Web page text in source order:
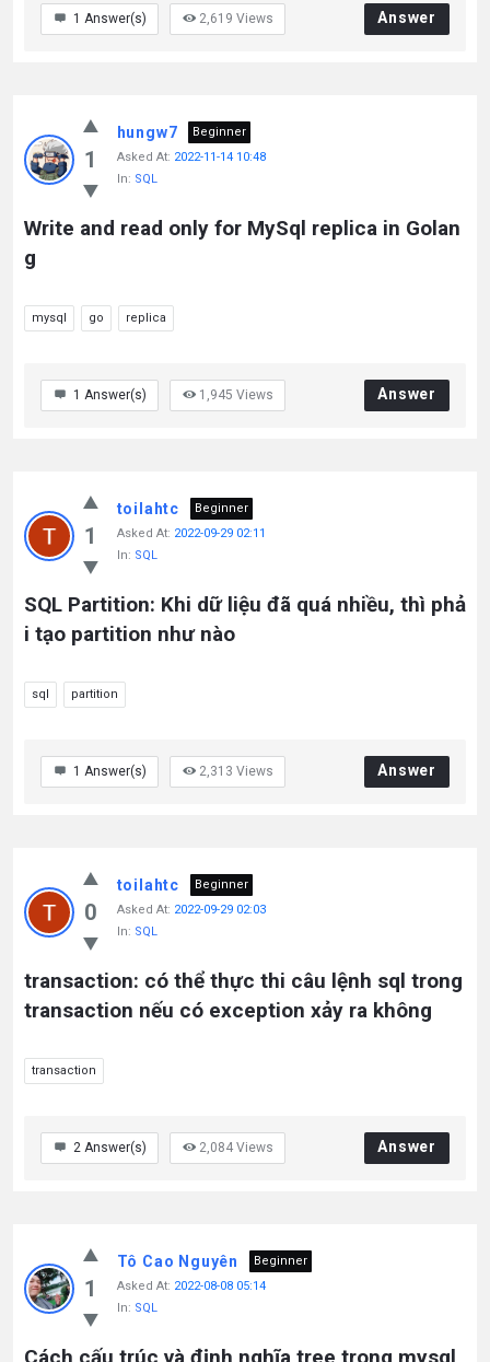
1 Answer(s) 2,619 Views Answer
1
hungw7
Beginner
Asked At: 2022-11-14 10:48
In: SQL
Write and read only for MySql replica in Golan
g
mysql go replica
1 Answer(s) 1,945 Views Answer
1
toilahtc
Beginner
Asked At: 2022-09-29 02:11
In: SQL
SQL Partition: Khi dữ liệu đã quá nhiều, thì phả
i tạo partition như nào
sql partition
1 Answer(s) 2,313 Views Answer
0
toilahtc
Beginner
Asked At: 2022-09-29 02:03
In: SQL
transaction: có thể thực thi câu lệnh sql trong
transaction nếu có exception xảy ra không
transaction
2 Answer(s) 2,084 Views Answer
1
Tô Cao Nguyên
Beginner
Asked At: 2022-08-08 05:14
In: SQL